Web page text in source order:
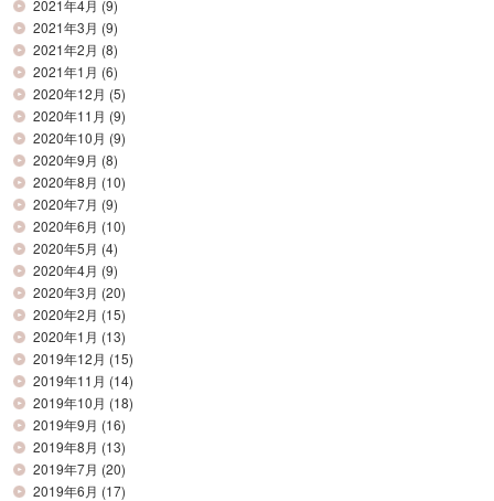
2021年4月 (9)
2021年3月 (9)
2021年2月 (8)
2021年1月 (6)
2020年12月 (5)
2020年11月 (9)
2020年10月 (9)
2020年9月 (8)
2020年8月 (10)
2020年7月 (9)
2020年6月 (10)
2020年5月 (4)
2020年4月 (9)
2020年3月 (20)
2020年2月 (15)
2020年1月 (13)
2019年12月 (15)
2019年11月 (14)
2019年10月 (18)
2019年9月 (16)
2019年8月 (13)
2019年7月 (20)
2019年6月 (17)